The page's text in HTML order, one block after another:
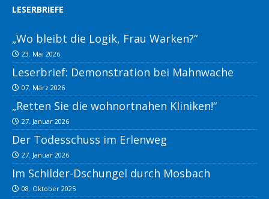
LESERBRIEFE
„Wo bleibt die Logik, Frau Warken?“
23. Mai 2026
Leserbrief: Demonstration bei Mahnwache
07. März 2026
„Retten Sie die wohnortnahen Kliniken!“
27. Januar 2026
Der Todesschuss im Erlenweg
27. Januar 2026
Im Schilder-Dschungel durch Mosbach
08. Oktober 2025